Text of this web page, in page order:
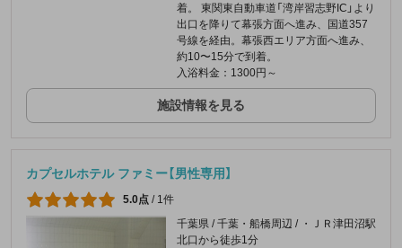
着。 東関東自動車道「湾岸習志野IC」より
出口を降りて幕張方面へ進み、国道357
号線を経由。幕張西エリア方面へ進み、
約10〜15分で到着。
入浴料金：1300円～
施設情報を見る
カプセルホテル ファミー【男性専用】
5.0点 / 1件
千葉県 / 千葉・船橋周辺 / ・ＪＲ津田沼駅
北口から徒歩1分